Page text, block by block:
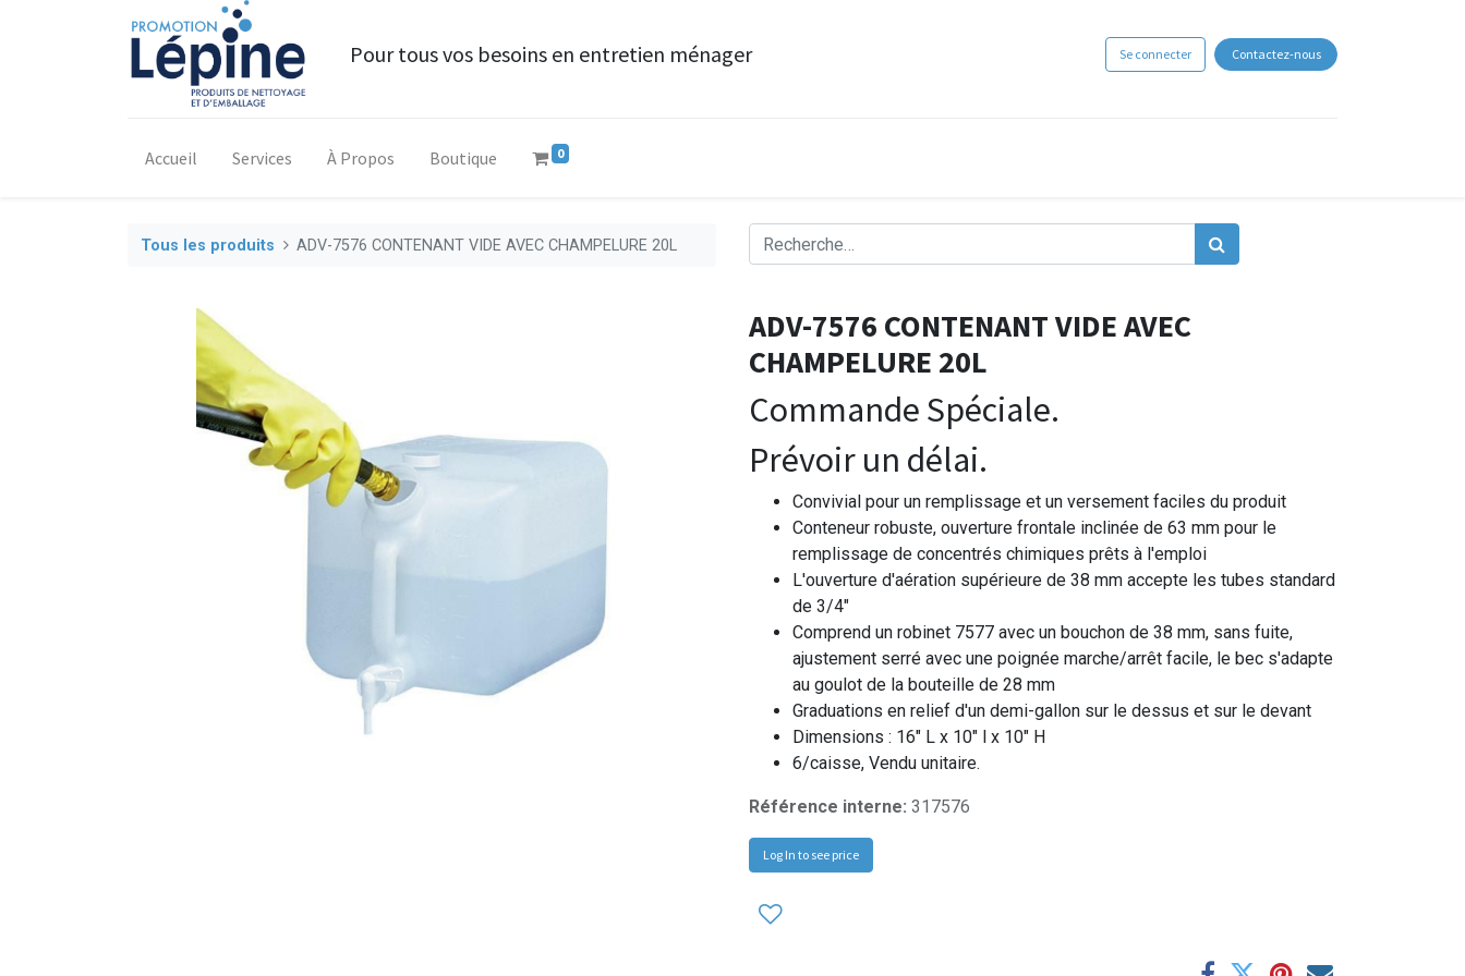
Pour tous vos besoins en entretien ménager Se connecter Contactez-nous
Accueil Services À Propos Boutique 0
Tous les produits ADV-7576 CONTENANT VIDE AVEC CHAMPELURE 20L
ADV-7576 CONTENANT VIDE AVEC
CHAMPELURE 20L
Commande Spéciale.
Prévoir un délai.
Convivial pour un remplissage et un versement faciles du produit
Conteneur robuste, ouverture frontale inclinée de 63 mm pour le
remplissage de concentrés chimiques prêts à l'emploi
L'ouverture d'aération supérieure de 38 mm accepte les tubes standard
de 3/4"
Comprend un robinet 7577 avec un bouchon de 38 mm, sans fuite,
ajustement serré avec une poignée marche/arrêt facile, le bec s'adapte
au goulot de la bouteille de 28 mm
Graduations en relief d'un demi-gallon sur le dessus et sur le devant
Dimensions : 16" L x 10" l x 10" H
6/caisse, Vendu unitaire.
Référence interne: 317576
Log In to see price